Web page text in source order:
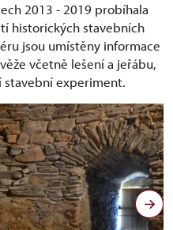
2013 - 2019 probíhala
historických stavebních
jsou umístěny informace
včetně lešení a jeřábu,
experiment.